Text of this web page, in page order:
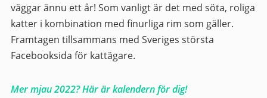
väggar ännu ett år! Som vanligt är det med söta, roliga
katter i kombination med finurliga rim som gäller.
Framtagen tillsammans med Sveriges största
Facebooksida för kattägare.
Mer mjau 2022? Här är kalendern för dig!